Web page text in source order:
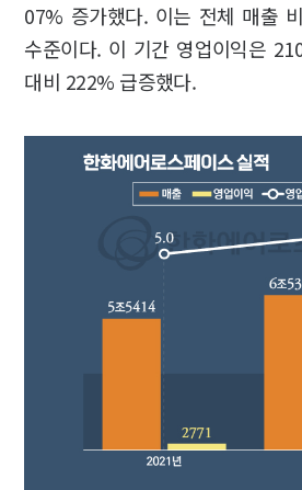
07% 증가했다. 이는 전체 매출
수준이다. 이 기간 영업이익은
대비 222% 급증했다.